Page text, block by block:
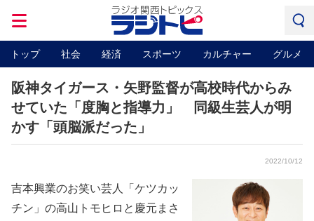
トップ 社会 経済 スポーツ カルチャー グルメ
阪神タイガース・矢野監督が高校時代からみ
せていた「度胸と指導力」 同級生芸人が明
かす「頭脳派だった」
2022/10/12
吉本興業のお笑い芸人「ケツカッ
チン」の高山トモヒロと慶元まさ